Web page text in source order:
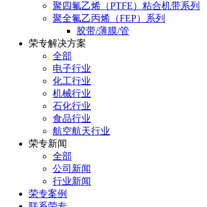
聚四氟乙烯（PTFE）粘合机带系列
聚全氟乙丙烯（FEP）系列
胶带/薄膜/管
荣专解决方案
全部
电子行业
化工行业
机械行业
石化行业
食品行业
航空航天行业
荣专新闻
全部
公司新闻
行业新闻
荣专案例